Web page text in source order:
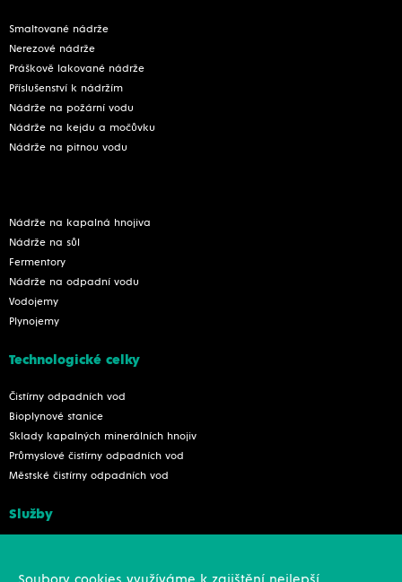
Smaltované nádrže
Nerezové nádrže
Práškově lakované nádrže
Příslušenství k nádržím
Nádrže na požární vodu
Nádrže na kejdu a močůvku
Nádrže na pitnou vodu
Nádrže na kapalná hnojiva
Nádrže na sůl
Fermentory
Nádrže na odpadní vodu
Vodojemy
Plynojemy
Technologické celky
Čistírny odpadních vod
Bioplynové stanice
Sklady kapalných minerálních hnojiv
Průmyslové čistírny odpadních vod
Městské čistírny odpadních vod
Služby